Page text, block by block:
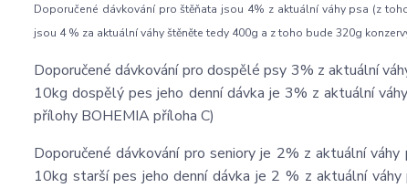
Doporučené dávkování pro štěňata jsou 4% z aktuální váhy psa (z
jsou 4 % za aktuální váhy štěněte tedy 400g a z toho bude 320g
Doporučené dávkování pro dospělé psy 3% z aktuální
10kg dospělý pes jeho denní dávka je 3% z aktuální
přílohy BOHEMIA příloha C)
Doporučené dávkování pro seniory je 2% z aktuální
10kg starší pes jeho denní dávka je 2 % z aktuální